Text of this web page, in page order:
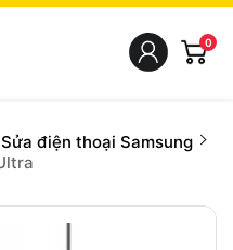
0
Sửa điện thoại Samsung